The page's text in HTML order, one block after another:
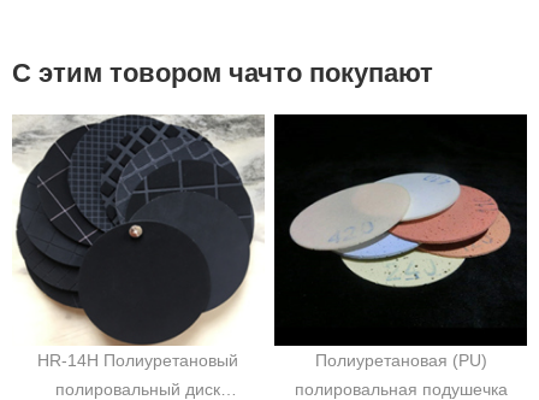
С этим товором чачто покупают
HR-14H Полиуретановый
полировальный диск
Полиуретановая (PU)
полировальная подушечка